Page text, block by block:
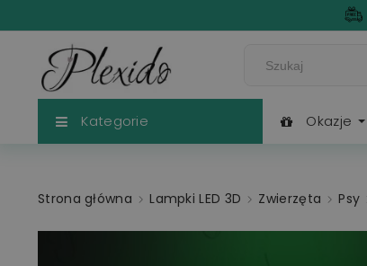
Kategorie Okazje
Strona główna Lampki LED 3D Zwierzęta Psy